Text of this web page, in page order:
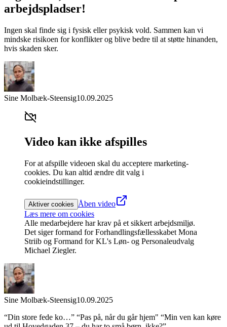
arbejdspladser!
Ingen skal finde sig i fysisk eller psykisk vold. Sammen kan vi
mindske risikoen for konflikter og blive bedre til at støtte hinanden,
hvis skaden sker.
Sine Molbæk-Steensig10.09.2025
Video kan ikke afspilles
For at afspille videoen skal du acceptere marketing-
cookies. Du kan altid ændre dit valg i
cookieindstillinger.
Aktiver cookies
Åben video
Læs mere om cookies
Alle medarbejdere har krav på et sikkert arbejdsmiljø.
Det siger formand for Forhandlingsfællesskabet Mona
Striib og Formand for KL's Løn- og Personaleudvalg
Michael Ziegler.
Sine Molbæk-Steensig10.09.2025
“Din store fede ko…” “Pas på, når du går hjem" “Min ven kan køre